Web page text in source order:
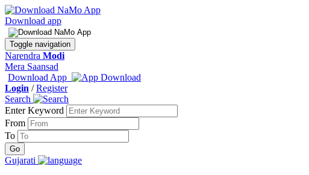
Download app
Toggle navigation
Narendra Modi
Mera Saansad
Download App
Login /Register
Search
Enter Keyword
From
To
Gujarati